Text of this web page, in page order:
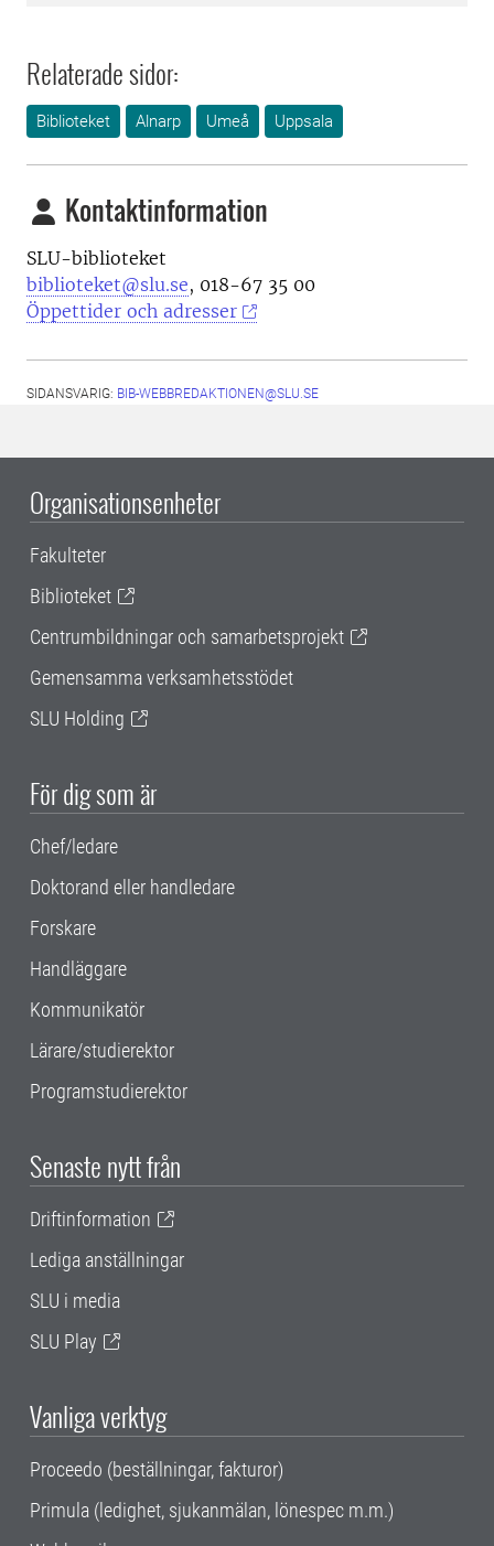
Relaterade sidor:
Biblioteket Alnarp Umeå Uppsala
Kontaktinformation
SLU-biblioteket
biblioteket@slu.se, 018-67 35 00
Öppettider och adresser
SIDANSVARIG: BIB-WEBBREDAKTIONEN@SLU.SE
Organisationsenheter
Fakulteter
Biblioteket
Centrumbildningar och samarbetsprojekt
Gemensamma verksamhetsstödet
SLU Holding
För dig som är
Chef/ledare
Doktorand eller handledare
Forskare
Handläggare
Kommunikatör
Lärare/studierektor
Programstudierektor
Senaste nytt från
Driftinformation
Lediga anställningar
SLU i media
SLU Play
Vanliga verktyg
Proceedo (beställningar, fakturor)
Primula (ledighet, sjukanmälan, lönespec m.m.)